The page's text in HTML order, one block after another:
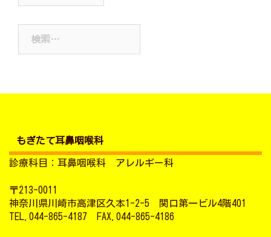
もぎたて耳鼻咽喉科
診療科目：耳鼻咽喉科 アレルギー科
〒213-0011
神奈川県川崎市高津区久本1-2-5 関口第一ビル4階401
TEL.044-865-4187 FAX.044-865-4186